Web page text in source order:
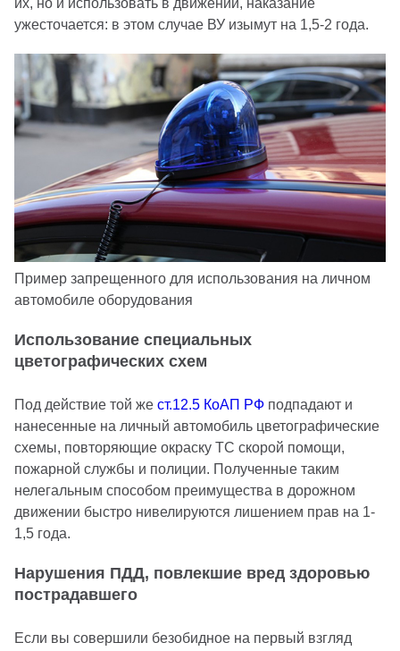
ужесточается: в этом случае ВУ изымут на 1,5-2 года.
Пример запрещенного для использования на личном
автомобиле оборудования
Использование специальных
цветографических схем
Под действие той же ст.12.5 КоАП РФ подпадают и
нанесенные на личный автомобиль цветографические
схемы, повторяющие окраску ТС скорой помощи,
пожарной службы и полиции. Полученные таким
нелегальным способом преимущества в дорожном
движении быстро нивелируются лишением прав на 1-
1,5 года.
Нарушения ПДД, повлекшие вред здоровью
пострадавшего
Если вы совершили безобидное на первый взгляд